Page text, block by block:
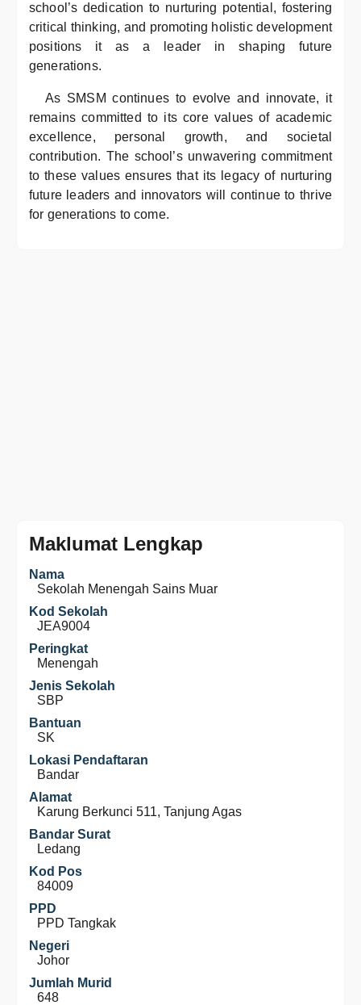
school’s dedication to nurturing potential, fostering
critical thinking, and promoting holistic development
positions it as a leader in shaping future
generations.
As SMSM continues to evolve and innovate, it
remains committed to its core values of academic
excellence, personal growth, and societal
contribution. The school’s unwavering commitment
to these values ensures that its legacy of nurturing
future leaders and innovators will continue to thrive
for generations to come.
Maklumat Lengkap
Nama
Sekolah Menengah Sains Muar
Kod Sekolah
JEA9004
Peringkat
Menengah
Jenis Sekolah
SBP
Bantuan
SK
Lokasi Pendaftaran
Bandar
Alamat
Karung Berkunci 511, Tanjung Agas
Bandar Surat
Ledang
Kod Pos
84009
PPD
PPD Tangkak
Negeri
Johor
Jumlah Murid
648